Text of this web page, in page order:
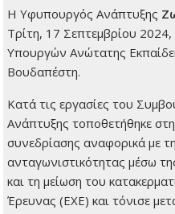
Η Υφυπουργός Ανάπτυξης
Τρίτη, 17 Σεπτεμβρίου
Υπουργών Ανώτατης
Βουδαπέστη.
Κατά τις εργασίες του
Ανάπτυξης τοποθετήθηκε
συνεδρίασης αναφορικά με
ανταγωνιστικότητας μέσω
και τη μείωση του
Έρευνας (ΕΧΕ) και τόνισε